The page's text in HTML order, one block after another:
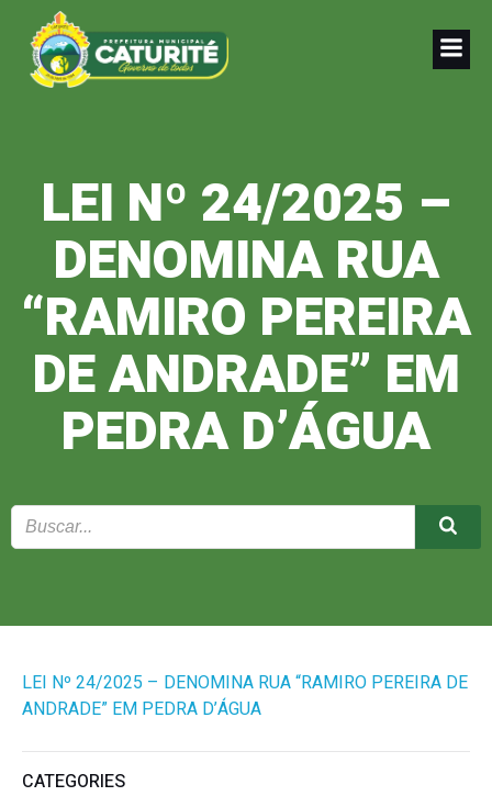
LEI Nº 24/2025 –
DENOMINA RUA
“RAMIRO PEREIRA
DE ANDRADE” EM
PEDRA D’ÁGUA
LEI Nº 24/2025 – DENOMINA RUA “RAMIRO PEREIRA DE
ANDRADE” EM PEDRA D’ÁGUA
CATEGORIES